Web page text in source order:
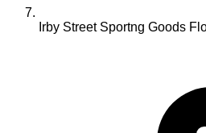
Irby Street Sportng Goods